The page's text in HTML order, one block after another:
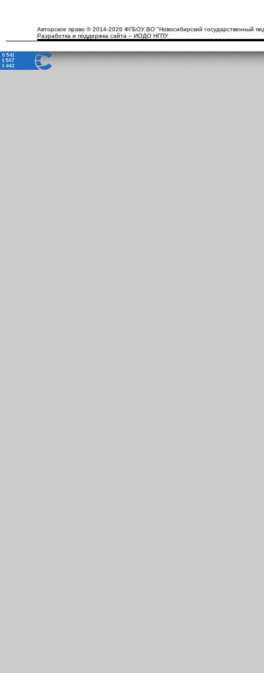
Авторское право © 2014-2026 ФГБОУ ВО "Новосибирский государственный
Разработка и поддержка сайта – ИОДО НГПУ